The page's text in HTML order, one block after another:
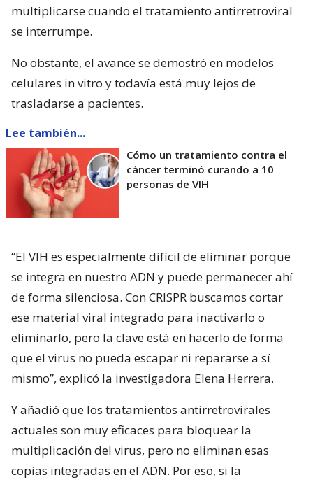
multiplicarse cuando el tratamiento antirretroviral
se interrumpe.
No obstante, el avance se demostró en modelos
celulares in vitro y todavía está muy lejos de
trasladarse a pacientes.
Lee también...
Cómo un tratamiento contra el
cáncer terminó curando a 10
personas de VIH
“El VIH es especialmente difícil de eliminar porque
se integra en nuestro ADN y puede permanecer ahí
de forma silenciosa. Con CRISPR buscamos cortar
ese material viral integrado para inactivarlo o
eliminarlo, pero la clave está en hacerlo de forma
que el virus no pueda escapar ni repararse a sí
mismo”, explicó la investigadora Elena Herrera.
Y añadió que los tratamientos antirretrovirales
actuales son muy eficaces para bloquear la
multiplicación del virus, pero no eliminan esas
copias integradas en el ADN. Por eso, si la